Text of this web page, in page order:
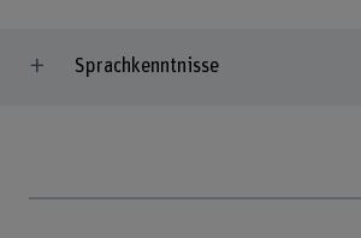
Sprachkenntnisse